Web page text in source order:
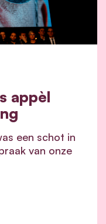
appèl
een schot in
van onze